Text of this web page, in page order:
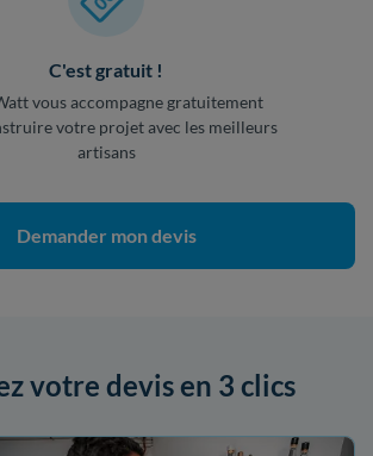
C'est gratuit !
vous accompagne gratuitement
votre projet avec les meilleurs
artisans
Demander mon devis
votre devis en 3 clics